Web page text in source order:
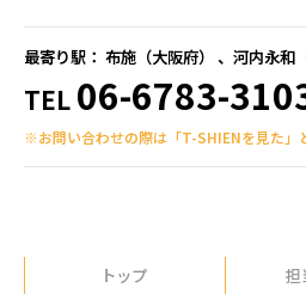
最寄り駅： 布施（大阪府） 、河内永和
TEL 06-6783-
※お問い合わせの際は「T-SHIENを見た」
トップ 担